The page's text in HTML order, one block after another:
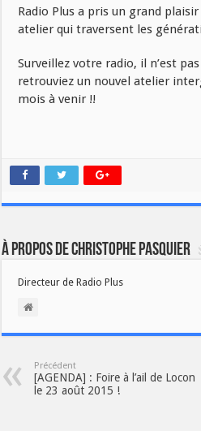
Radio Plus a pris un grand
atelier qui traversent les
Surveillez votre radio, il n’est
retrouviez un nouvel atelier
mois à venir !!
À propos de Christophe PASQUIER
Directeur de Radio Plus
Précédent
[AGENDA] : Foire à l’ail de Locon
le 23 août 2015 !